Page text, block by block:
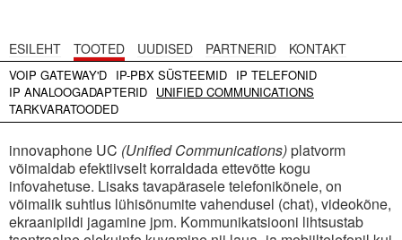
ESILEHT TOOTED UUDISED PARTNERID KONTAKT
VOIP GATEWAY'D IP-PBX SÜSTEEMID IP TELEFONID
IP ANALOOGADAPTERID UNIFIED COMMUNICATIONS
TARKVARATOODED
innovaphone UC (Unified Communications)platvorm
võimaldab efektiivselt korraldada ettevõtte kogu
infovahetuse. Lisaks tavapärasele telefonikõnele, on
võimalik suhtlus lühisõnumite vahendusel (chat), videokõne,
ekraanipildi jagamine jpm. Kommunikatsiooni lihtsustab